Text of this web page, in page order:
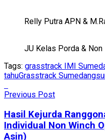
Relly Putra APN &
JU Kelas Porda &
Tags: grasstrack IMI
tahuGrasstrack Sumedang
Previous Post
Hasil Kejurda
Individual Non Winch
Asin)